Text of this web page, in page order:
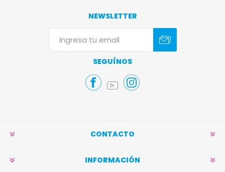
NEWSLETTER
SEGUÍNOS
CONTACTO
INFORMACIÓN